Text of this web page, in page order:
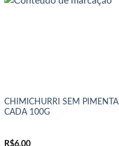
CHIMICHURRI SEM PIMENTA
CADA 100G
R$6,00